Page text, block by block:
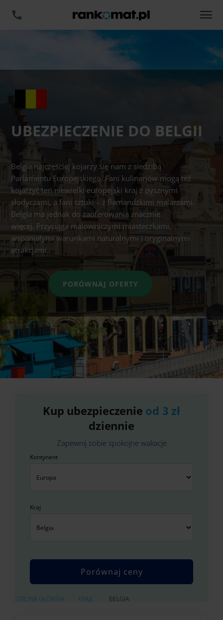
UBEZPIECZENIE DO BELGII
Belgia najczęściej kojarzy się nam z siedzibą
Parlamentu Europejskiego. Fani kulinariów mogą też
kojarzyć ten niewielki europejski kraj z pysznymi
słodyczami, a fani sztuki – z flamandzkimi malarzami.
Belgia ma jednak do zaoferowania znacznie
więcej. Przyciąga malowniczymi miasteczkami,
wspaniałymi warunkami naturalnymi i oryginalnymi
atrakcjami.
PORÓWNAJ OFERTY
Kup ubezpieczenie od 3 zł
dziennie
Zapewnij sobie spokojne wakacje
Kontynent
Kraj
STRONA GŁÓWNA KRAJE AKTUALNIE:
BELGIA